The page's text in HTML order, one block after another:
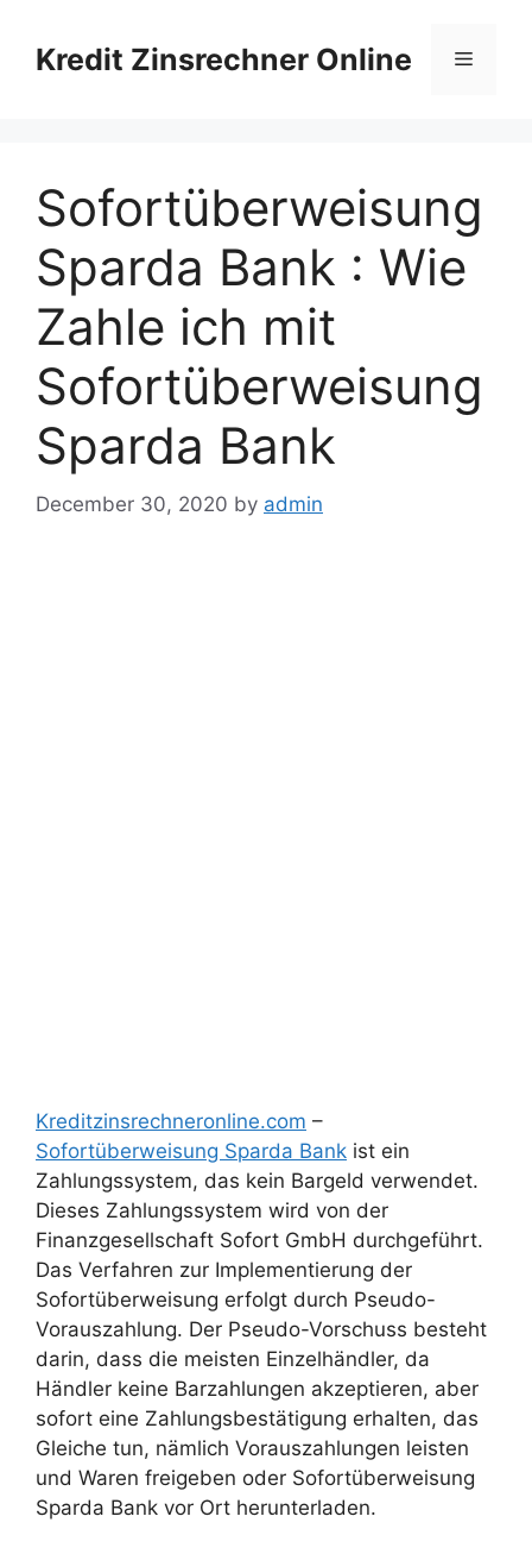
contentKredit Zinsrechner Online Menu
Sofortüberweisung
Sparda Bank : Wie
Zahle ich mit
Sofortüberweisung
Sparda Bank
December 30, 2020 by admin
Kreditzinsrechneronline.com –
Sofortüberweisung Sparda Bank ist ein
Zahlungssystem, das kein Bargeld verwendet.
Dieses Zahlungssystem wird von der
Finanzgesellschaft Sofort GmbH durchgeführt.
Das Verfahren zur Implementierung der
Sofortüberweisung erfolgt durch Pseudo-
Vorauszahlung. Der Pseudo-Vorschuss besteht
darin, dass die meisten Einzelhändler, da
Händler keine Barzahlungen akzeptieren, aber
sofort eine Zahlungsbestätigung erhalten, das
Gleiche tun, nämlich Vorauszahlungen leisten
und Waren freigeben oder Sofortüberweisung
Sparda Bank vor Ort herunterladen.